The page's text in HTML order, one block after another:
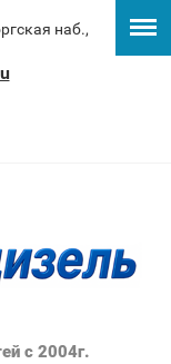
наб.,
с 2004г.